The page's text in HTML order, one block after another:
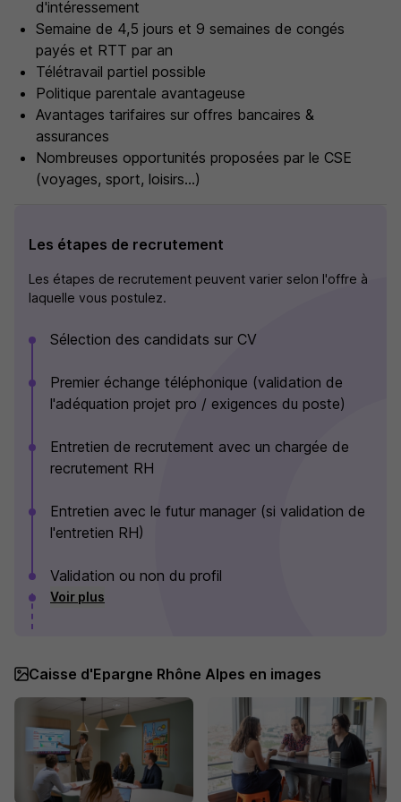
d'intéressement
Semaine de 4,5 jours et 9 semaines de congés
payés et RTT par an
Télétravail partiel possible
Politique parentale avantageuse
Avantages tarifaires sur offres bancaires &
assurances
Nombreuses opportunités proposées par le CSE
(voyages, sport, loisirs...)
Les étapes de recrutement
Les étapes de recrutement peuvent varier selon l'offre à
laquelle vous postulez.
Sélection des candidats sur CV
Premier échange téléphonique (validation de
l'adéquation projet pro / exigences du poste)
Entretien de recrutement avec un chargée de
recrutement RH
Entretien avec le futur manager (si validation de
l'entretien RH)
Validation ou non du profil
Voir plus
Caisse d'Epargne Rhône Alpes en images